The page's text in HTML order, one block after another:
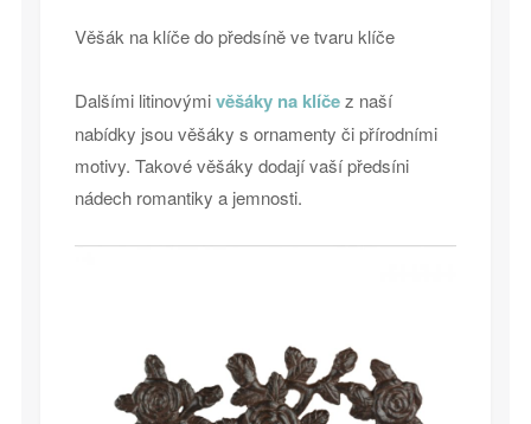
Věšák na klíče do předsíně ve tvaru klíče
Dalšími litinovýmivěšáky na klíčez naší
nabídky jsou věšáky s ornamenty či přírodními
motivy. Takové věšáky dodají vaší předsíni
nádech romantiky a jemnosti.